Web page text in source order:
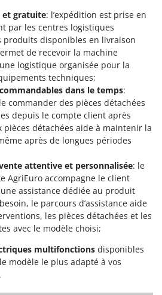
et gratuite: l’expédition est prise en
par les centres logistiques
produits disponibles en livraison
de recevoir la machine
logistique organisée pour la
techniques;
dans le temps:
commander des pièces détachées
depuis le compte client après
pièces détachées aide à maintenir la
après de longues périodes
attentive et personnalisée: le
AgriEuro accompagne le client
une assistance dédiée au produit
le parcours d’assistance aide
les pièces détachées et les
avec le modèle choisi;
multifonctions disponibles
modèle le plus adapté à vos